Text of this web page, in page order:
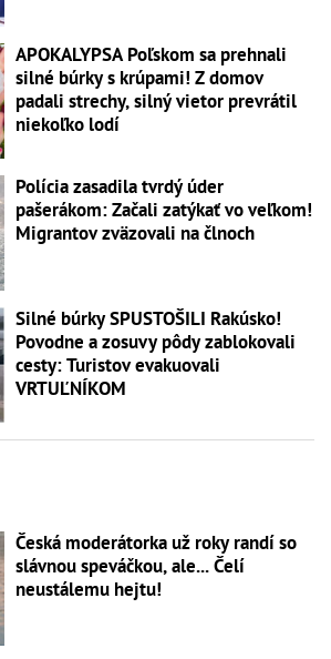
APOKALYPSA Poľskom sa prehnali
silné búrky s krúpami! Z domov
padali strechy, silný vietor prevrátil
niekoľko lodí
Polícia zasadila tvrdý úder
pašerákom: Začali zatýkať vo veľkom!
Migrantov zväzovali na člnoch
Silné búrky SPUSTOŠILI Rakúsko!
Povodne a zosuvy pôdy zablokovali
cesty: Turistov evakuovali
VRTUĽNÍKOM
Česká moderátorka už roky randí so
slávnou speváčkou, ale... Čelí
neustálemu hejtu!